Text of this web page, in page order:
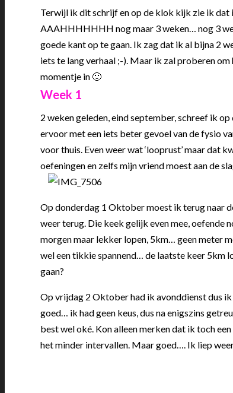
Terwijl ik dit schrijf en op de klok kijk zie ik dat
AAAHHHHHHH nog maar 3 weken… nog 3
goede kant op te gaan. Ik zag dat ik al bijna 2
iets te lang verhaal ;-). Maar ik zal proberen
momentje in 🙂
Week 1
2 weken geleden, eind september, schreef ik
ervoor met een iets beter gevoel van de fysio
voor thuis. Even weer wat ‘looprust’ maar dat
oefeningen en zelfs mijn vriend moest aan de
Op donderdag 1 Oktober moest ik terug naar
weer terug. Die keek gelijk even mee, oefende
morgen maar lekker lopen, 5km… geen meter
wel een tikkie spannend… de laatste keer 5km
gaan?
Op vrijdag 2 Oktober had ik avonddienst dus ik
goed… ik had geen keus, dus na enigszins
best wel oké. Kon alleen merken dat ik toch
het minder intervallen. Maar goed…. Ik liep